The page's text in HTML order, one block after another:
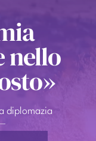
nello
diplomazia